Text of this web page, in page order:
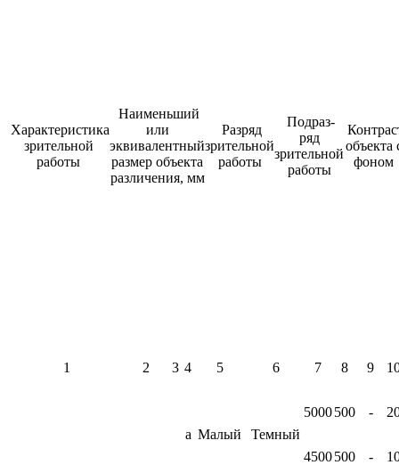
Характеристика
зрительной
работы
Наименьший
или
эквивалентный
размер объекта
различения, мм
Разряд
зрительной
работы
Подраз-
ряд
зрительной
работы
объекта
фоном
1 2 3 4 5 6 7 8 9
а Малый Темный
5000500 -
4500500 -